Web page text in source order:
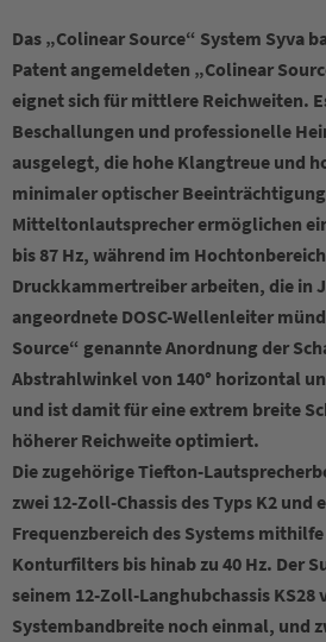
Das „Colinear Source“ System Syva
Patent angemeldeten „Colinear
eignet sich für mittlere Reichweiten.
Beschallungen und professionelle
ausgelegt, die hohe Klangtreue und
minimaler optischer
Mitteltonlautsprecher ermöglichen
bis 87 Hz, während im
Druckkammertreiber arbeiten, die in
angeordnete DOSC-Wellenleiter
Source“ genannte Anordnung der
Abstrahlwinkel von 140° horizontal
und ist damit für eine extrem breite
höherer Reichweite optimiert.
Die zugehörige Tiefton-
zwei 12-Zoll-Chassis des Typs K2 und
Frequenzbereich des Systems
Konturfilters bis hinab zu 40 Hz. Der
seinem 12-Zoll-Langhubchassis
Systembandbreite noch einmal, und